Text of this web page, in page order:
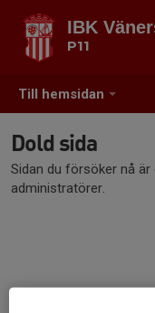
Till hemsidan
IBK
P11
Dold sida
Sidan du försöker nå
administratörer.